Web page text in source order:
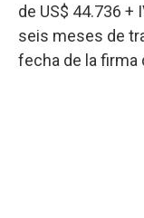
de US$ 44.736 +
seis meses de
fecha de la firma